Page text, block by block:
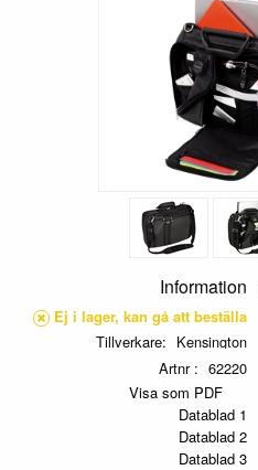
Information
Ej i lager, kan gå att beställa
Tillverkare
Kensington
Artnr
62220
Visa som PDF
Datablad 1
Datablad 2
Datablad 3